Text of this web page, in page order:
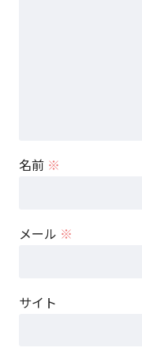
名前 ※
メール ※
サイト